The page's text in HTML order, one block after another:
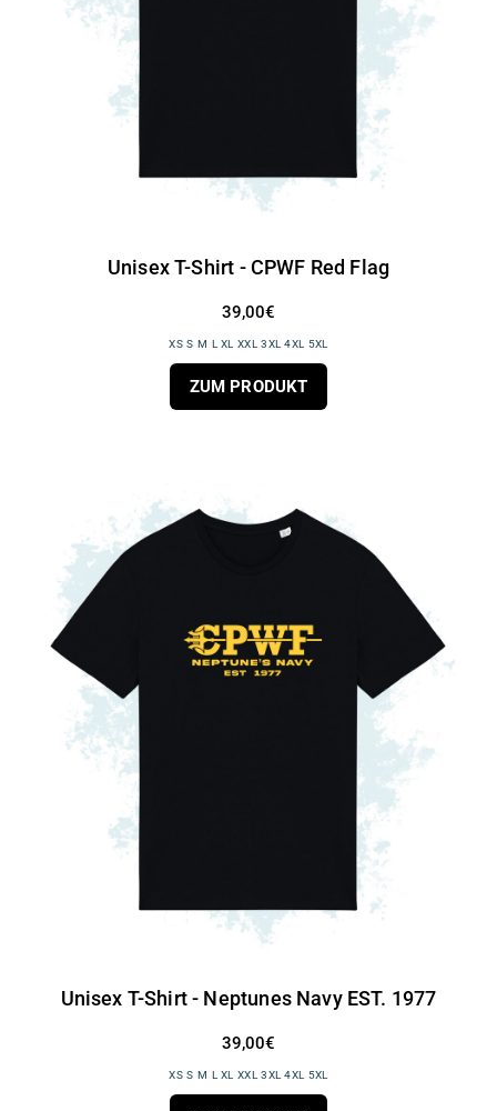
Unisex T-Shirt - CPWF Red Flag
39,00€
XS S M L XL XXL 3XL 4XL 5XL
ZUM PRODUKT
Unisex T-Shirt - Neptunes Navy EST. 1977
39,00€
XS S M L XL XXL 3XL 4XL 5XL